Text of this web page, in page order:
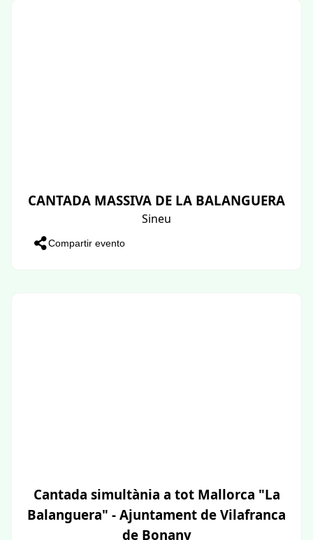
CANTADA MASSIVA DE LA BALANGUERA
Sineu
Compartir evento
Cantada simultània a tot Mallorca "La
Balanguera" - Ajuntament de Vilafranca
de Bonany